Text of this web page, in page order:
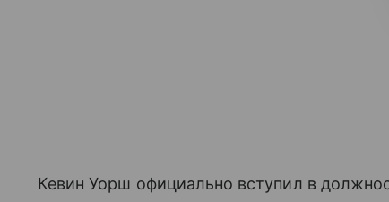
Кевин Уорш официально вступил в